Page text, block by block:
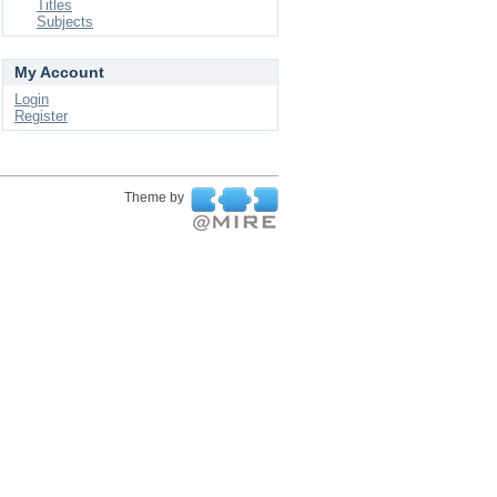
Titles
Subjects
My Account
Login
Register
Theme by